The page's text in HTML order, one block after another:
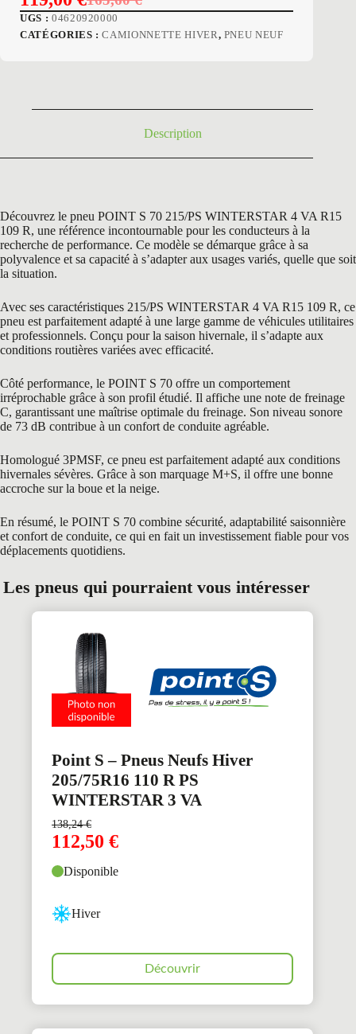
Le
prix
Le
prix
UGS : 04620920000
CATÉGORIES :CAMIONNETTE HIVER, PNEU NEUF
Description
Découvrez le pneu POINT S 70 215/PS WINTERSTAR 4 VA R15
109 R, une référence incontournable pour les conducteurs à la
recherche de performance. Ce modèle se démarque grâce à sa
polyvalence et sa capacité à s’adapter aux usages variés, quelle que soit
la situation.
Avec ses caractéristiques 215/PS WINTERSTAR 4 VA R15 109 R, ce
pneu est parfaitement adapté à une large gamme de véhicules utilitaires
et professionnels. Conçu pour la saison hivernale, il s’adapte aux
conditions routières variées avec efficacité.
Côté performance, le POINT S 70 offre un comportement
irréprochable grâce à son profil étudié. Il affiche une note de freinage
C, garantissant une maîtrise optimale du freinage. Son niveau sonore
de 73 dB contribue à un confort de conduite agréable.
Homologué 3PMSF, ce pneu est parfaitement adapté aux conditions
hivernales sévères. Grâce à son marquage M+S, il offre une bonne
accroche sur la boue et la neige.
En résumé, le POINT S 70 combine sécurité, adaptabilité saisonnière
et confort de conduite, ce qui en fait un investissement fiable pour vos
déplacements quotidiens.
Les pneus qui pourraient vous intéresser
Point S – Pneus Neufs Hiver
205/75R16 110 R PS
WINTERSTAR 3 VA
138,24€
112,50 €
Disponible
Hiver
Découvrir